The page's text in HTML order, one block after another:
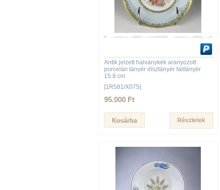
Antik jelzett halványkék aranyozott
porcelán tányér dísztányér falitányér
15.8 cm
[1R581/X075]
95.000 Ft
Részletek